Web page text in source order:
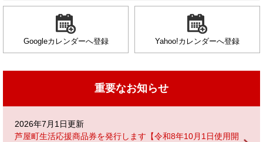
Googleカレンダーへ登録 Yahoo!カレンダーへ登録
重要なお知らせ
2026年7月1日更新
芦屋町生活応援商品券を発行します【令和8年10月1日使用開